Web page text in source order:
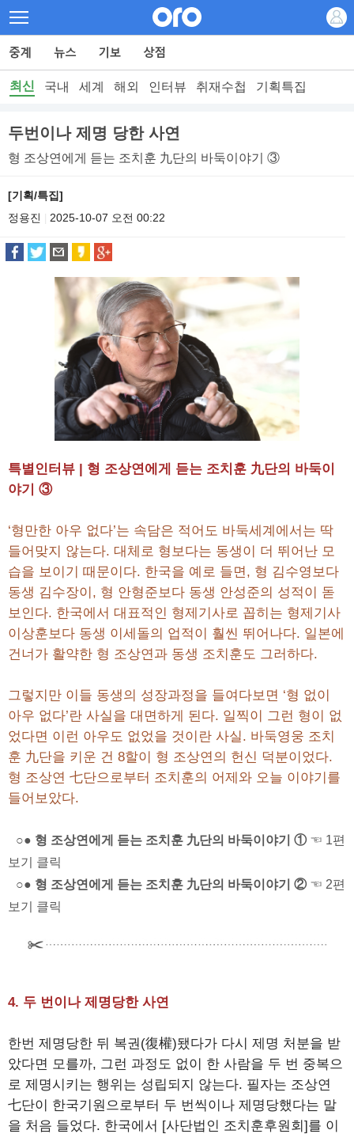
최신 국내 세계 해외 인터뷰 취재수첩 기획특집
두번이나 제명 당한 사연
형 조상연에게 듣는 조치훈 九단의 바둑이야기 ③
[기획/특집]
정용진
2025-10-07 오전 00:22
특별인터뷰 | 형 조상연에게 듣는 조치훈 九단의 바둑이
야기 ③
‘형만한 아우 없다’는 속담은 적어도 바둑세계에서는 딱
들어맞지 않는다. 대체로 형보다는 동생이 더 뛰어난 모
습을 보이기 때문이다. 한국을 예로 들면, 형 김수영보다
동생 김수장이, 형 안형준보다 동생 안성준의 성적이 돋
보인다. 한국에서 대표적인 형제기사로 꼽히는 형제기사
이상훈보다 동생 이세돌의 업적이 훨씬 뛰어나다. 일본에
건너가 활약한 형 조상연과 동생 조치훈도 그러하다.
그렇지만 이들 동생의 성장과정을 들여다보면 ‘형 없이
아우 없다’란 사실을 대면하게 된다. 일찍이 그런 형이 없
었다면 이런 아우도 없었을 것이란 사실. 바둑영웅 조치
훈 九단을 키운 건 8할이 형 조상연의 헌신 덕분이었다.
형 조상연 七단으로부터 조치훈의 어제와 오늘 이야기를
들어보았다.
○● 형 조상연에게 듣는 조치훈 九단의 바둑이야기 ① ☜ 1편
보기 클릭
○● 형 조상연에게 듣는 조치훈 九단의 바둑이야기 ② ☜ 2편
보기 클릭
4. 두 번이나 제명당한 사연
한번 제명당한 뒤 복권(復權)됐다가 다시 제명 처분을 받
았다면 모를까, 그런 과정도 없이 한 사람을 두 번 중복으
로 제명시키는 행위는 성립되지 않는다. 필자는 조상연
七단이 한국기원으로부터 두 번씩이나 제명당했다는 말
을 처음 들었다. 한국에서 [사단법인 조치훈후원회]를 이